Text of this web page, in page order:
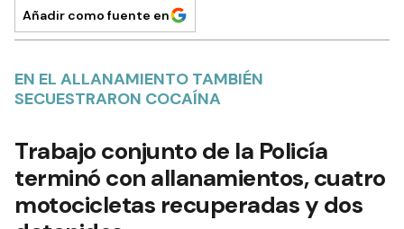
Añadir como fuente en
EN EL ALLANAMIENTO TAMBIÉN
SECUESTRARON COCAÍNA
Trabajo conjunto de la Policía
terminó con allanamientos, cuatro
motocicletas recuperadas y dos